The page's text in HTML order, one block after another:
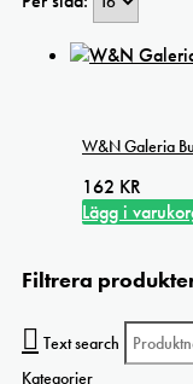
W&N Galeria
162 KR
Lägg i
Filtrera
Text search
Kategorier